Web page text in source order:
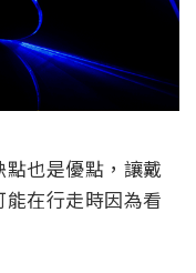
也是優點，讓戴
在行走時因為看